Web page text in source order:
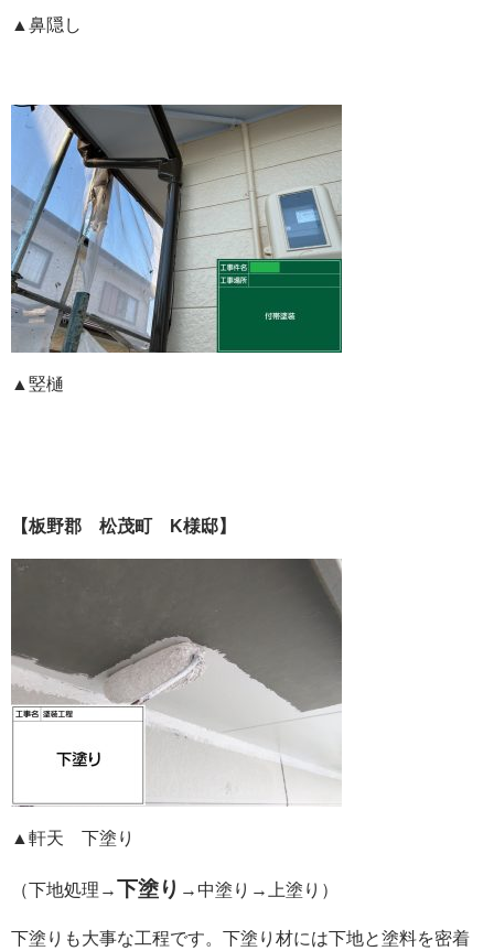
▲鼻隠し
▲竪樋
【板野郡 松茂町 K様邸】
▲軒天 下塗り
（下地処理→下塗り →中塗り→上塗り）
下塗りも大事な工程です。下塗り材には下地と塗料を密着